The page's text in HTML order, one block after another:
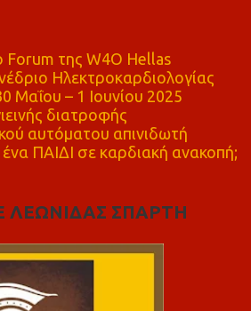
Forum της W4O Hellas
Ηλεκτροκαρδιολογίας
Μαΐου – 1 Ιουνίου 2025
διατροφής
αυτόματου απινιδωτή
ΠΑΙΔΙ σε καρδιακή ανακοπή;
ΛΕΩΝΙΔΑΣ ΣΠΑΡΤΗ